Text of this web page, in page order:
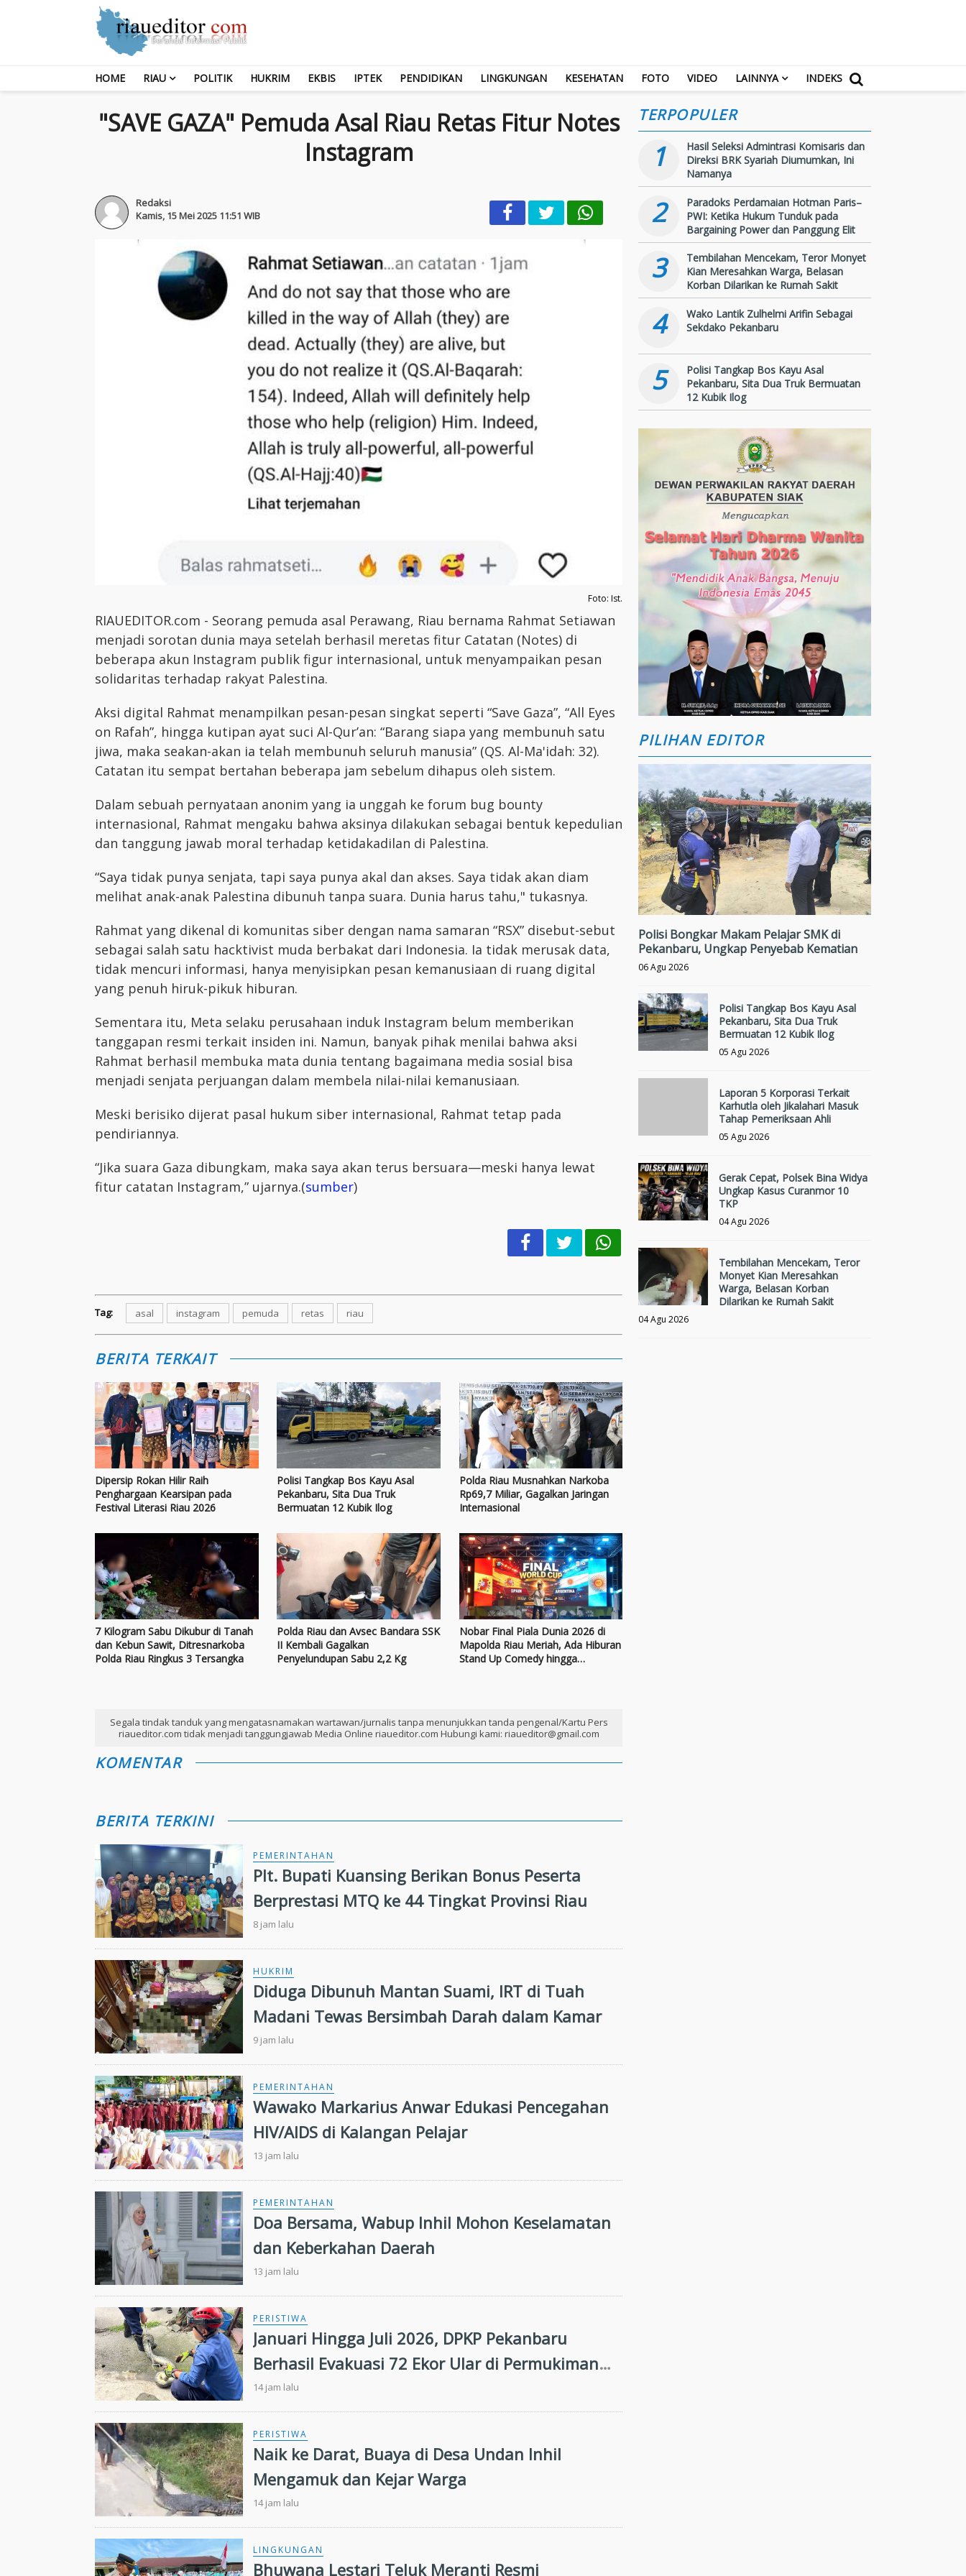
HOME RIAU POLITIK HUKRIM EKBIS IPTEK PENDIDIKAN LINGKUNGAN KESEHATAN FOTO VIDEO LAINNYA INDEKS
"SAVE GAZA" Pemuda Asal Riau Retas Fitur Notes
Instagram
Redaksi
Kamis, 15 Mei 2025 11:51 WIB
Foto: Ist.
RIAUEDITOR.com - Seorang pemuda asal Perawang, Riau bernama Rahmat Setiawan
menjadi sorotan dunia maya setelah berhasil meretas fitur Catatan (Notes) di
beberapa akun Instagram publik figur internasional, untuk menyampaikan pesan
solidaritas terhadap rakyat Palestina.
Aksi digital Rahmat menampilkan pesan-pesan singkat seperti “Save Gaza”, “All Eyes
on Rafah”, hingga kutipan ayat suci Al-Qur’an: “Barang siapa yang membunuh satu
jiwa, maka seakan-akan ia telah membunuh seluruh manusia” (QS. Al-Ma'idah: 32).
Catatan itu sempat bertahan beberapa jam sebelum dihapus oleh sistem.
Dalam sebuah pernyataan anonim yang ia unggah ke forum bug bounty
internasional, Rahmat mengaku bahwa aksinya dilakukan sebagai bentuk kepedulian
dan tanggung jawab moral terhadap ketidakadilan di Palestina.
“Saya tidak punya senjata, tapi saya punya akal dan akses. Saya tidak akan diam
melihat anak-anak Palestina dibunuh tanpa suara. Dunia harus tahu," tukasnya.
Rahmat yang dikenal di komunitas siber dengan nama samaran “RSX” disebut-sebut
sebagai salah satu hacktivist muda berbakat dari Indonesia. Ia tidak merusak data,
tidak mencuri informasi, hanya menyisipkan pesan kemanusiaan di ruang digital
yang penuh hiruk-pikuk hiburan.
Sementara itu, Meta selaku perusahaan induk Instagram belum memberikan
tanggapan resmi terkait insiden ini. Namun, banyak pihak menilai bahwa aksi
Rahmat berhasil membuka mata dunia tentang bagaimana media sosial bisa
menjadi senjata perjuangan dalam membela nilai-nilai kemanusiaan.
Meski berisiko dijerat pasal hukum siber internasional, Rahmat tetap pada
pendiriannya.
“Jika suara Gaza dibungkam, maka saya akan terus bersuara—meski hanya lewat
fitur catatan Instagram,” ujarnya.(sumber)
Tag: asal instagram pemuda retas riau
BERITA TERKAIT
Dipersip Rokan Hilir Raih
Penghargaan Kearsipan pada
Festival Literasi Riau 2026
Polisi Tangkap Bos Kayu Asal
Pekanbaru, Sita Dua Truk
Bermuatan 12 Kubik Ilog
Polda Riau Musnahkan Narkoba
Rp69,7 Miliar, Gagalkan Jaringan
Internasional
7 Kilogram Sabu Dikubur di Tanah
dan Kebun Sawit, Ditresnarkoba
Polda Riau Ringkus 3 Tersangka
Polda Riau dan Avsec Bandara SSK
II Kembali Gagalkan
Penyelundupan Sabu 2,2 Kg
Nobar Final Piala Dunia 2026 di
Mapolda Riau Meriah, Ada Hiburan
Stand Up Comedy hingga
Segala tindak tanduk yang mengatasnamakan wartawan/jurnalis tanpa menunjukkan tanda pengenal/Kartu Pers
riaueditor.com tidak menjadi tanggungjawab Media Online riaueditor.com Hubungi kami: riaueditor@gmail.com
KOMENTAR
BERITA TERKINI
PEMERINTAHAN
Plt. Bupati Kuansing Berikan Bonus Peserta
Berprestasi MTQ ke 44 Tingkat Provinsi Riau
8 jam lalu
HUKRIM
Diduga Dibunuh Mantan Suami, IRT di Tuah
Madani Tewas Bersimbah Darah dalam Kamar
9 jam lalu
PEMERINTAHAN
Wawako Markarius Anwar Edukasi Pencegahan
HIV/AIDS di Kalangan Pelajar
13 jam lalu
PEMERINTAHAN
Doa Bersama, Wabup Inhil Mohon Keselamatan
dan Keberkahan Daerah
13 jam lalu
PERISTIWA
Januari Hingga Juli 2026, DPKP Pekanbaru
Berhasil Evakuasi 72 Ekor Ular di Permukiman
Warga
14 jam lalu
PERISTIWA
Naik ke Darat, Buaya di Desa Undan Inhil
Mengamuk dan Kejar Warga
14 jam lalu
LINGKUNGAN
Bhuwana Lestari Teluk Meranti Resmi
TERPOPULER
1
Hasil Seleksi Admintrasi Komisaris dan
Direksi BRK Syariah Diumumkan, Ini
Namanya
2
Paradoks Perdamaian Hotman Paris–
PWI: Ketika Hukum Tunduk pada
Bargaining Power dan Panggung Elit
3
Tembilahan Mencekam, Teror Monyet
Kian Meresahkan Warga, Belasan
Korban Dilarikan ke Rumah Sakit
4
Wako Lantik Zulhelmi Arifin Sebagai
Sekdako Pekanbaru
5
Polisi Tangkap Bos Kayu Asal
Pekanbaru, Sita Dua Truk Bermuatan
12 Kubik Ilog
PILIHAN EDITOR
Polisi Bongkar Makam Pelajar SMK di
Pekanbaru, Ungkap Penyebab Kematian
06 Agu 2026
Polisi Tangkap Bos Kayu Asal
Pekanbaru, Sita Dua Truk
Bermuatan 12 Kubik Ilog
05 Agu 2026
Laporan 5 Korporasi Terkait
Karhutla oleh Jikalahari Masuk
Tahap Pemeriksaan Ahli
05 Agu 2026
Gerak Cepat, Polsek Bina Widya
Ungkap Kasus Curanmor 10
TKP
04 Agu 2026
Tembilahan Mencekam, Teror
Monyet Kian Meresahkan
Warga, Belasan Korban
Dilarikan ke Rumah Sakit
04 Agu 2026